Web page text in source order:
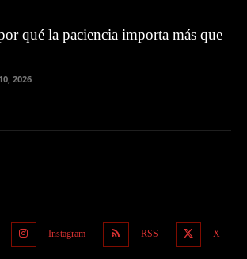
qué la paciencia importa más que
2026
Instagram RSS X